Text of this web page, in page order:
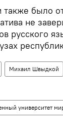
было
не
русского
Михаил Швыдкой
университет